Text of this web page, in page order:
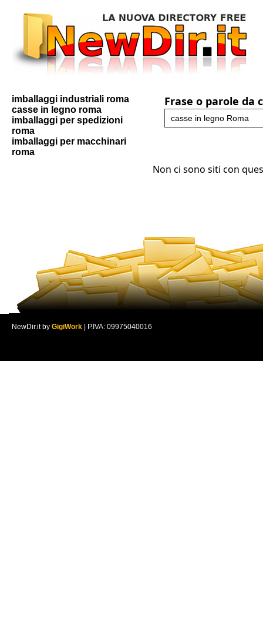
imballaggi industriali roma
casse in legno roma
imballaggi per spedizioni
roma
imballaggi per macchinari
roma
Frase o parole da
Non ci sono siti con
NewDir.it by GigiWork | P.IVA: 09975040016